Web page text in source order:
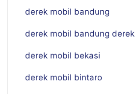
derek mobil bandung
derek mobil bandung
derek mobil bekasi
derek mobil bintaro